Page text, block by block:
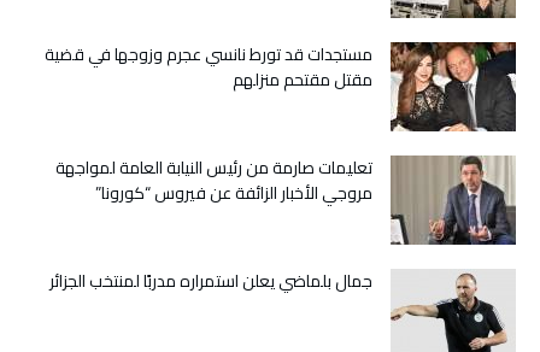
التفتيش
عند
مستجدات قد تورط نانسي عجرم وزوجها في قضية
مقتل مقتحم منزلهم
تعليمات صارمة من رئيس النيابة العامة لمواجهة
مروجي الأخبار الزائفة عن فيروس “كورونا”
جمال بلماضي يعلن استمراره مدربًا لمنتخب الجزائر